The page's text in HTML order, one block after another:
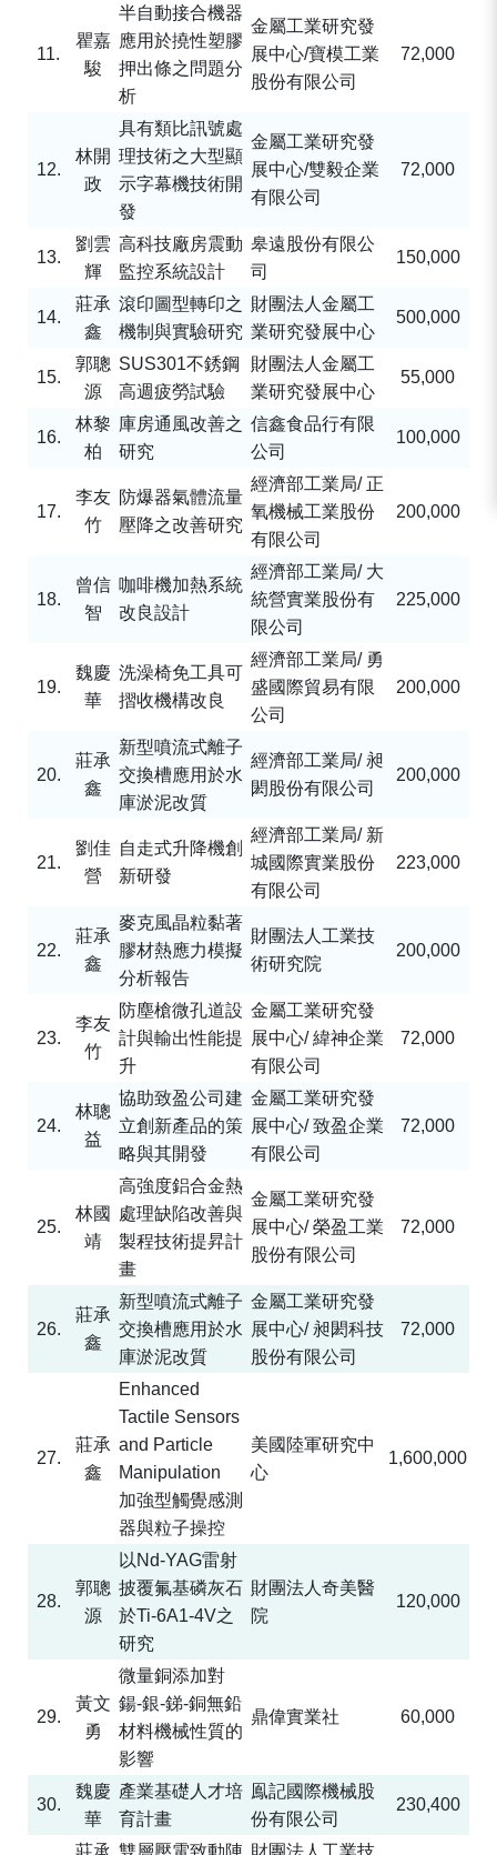
11.
瞿嘉
駿
半自動接合機器
應用於撓性塑膠
押出條之問題分
析
金屬工業研究發
展中心/寶模工業
股份有限公司
72,000
12.
林開
政
具有類比訊號處
理技術之大型顯
示字幕機技術開
發
金屬工業研究發
展中心/雙毅企業
有限公司
72,000
13.
劉雲
輝
高科技廠房震動
監控系統設計
皋遠股份有限公
司
150,000
14.
莊承
鑫
滾印圖型轉印之
機制與實驗研究
財團法人金屬工
業研究發展中心
500,000
15.
郭聰
源
SUS301不銹鋼
高週疲勞試驗
財團法人金屬工
業研究發展中心
55,000
16.
林黎
柏
庫房通風改善之
研究
信鑫食品行有限
公司
100,000
17.
李友
竹
防爆器氣體流量
壓降之改善研究
經濟部工業局/ 正
氧機械工業股份
有限公司
200,000
18.
曾信
智
咖啡機加熱系統
改良設計
經濟部工業局/ 大
統營實業股份有
限公司
225,000
19.
魏慶
華
洗澡椅免工具可
摺收機構改良
經濟部工業局/ 勇
盛國際貿易有限
公司
200,000
20.
莊承
鑫
新型噴流式離子
交換槽應用於水
庫淤泥改質
經濟部工業局/昶
閎股份有限公司
200,000
21.
劉佳
營
自走式升降機創
新研發
經濟部工業局/ 新
城國際實業股份
有限公司
223,000
22.
莊承
鑫
麥克風晶粒黏著
膠材熱應力模擬
分析報告
財團法人工業技
術研究院
200,000
23.
李友
竹
防塵槍微孔道設
計與輸出性能提
升
金屬工業研究發
展中心/緯神企業
有限公司
72,000
24.
林聰
益
協助致盈公司建
立創新產品的策
略與其開發
金屬工業研究發
展中心/致盈企業
有限公司
72,000
25.
林國
靖
高強度鋁合金熱
處理缺陷改善與
製程技術提昇計
畫
金屬工業研究發
展中心/榮盈工業
股份有限公司
72,000
26.
莊承
鑫
新型噴流式離子
交換槽應用於水
庫淤泥改質
金屬工業研究發
展中心/昶閎科技
股份有限公司
72,000
27.
莊承
鑫
Enhanced
Tactile Sensors
and Particle
Manipulation
加強型觸覺感測
器與粒子操控
美國陸軍研究中
心
1,600,000
28.
郭聰
源
以 Nd-YAG雷射
披覆氟基磷灰石
於Ti-6A1-4V之
研究
財團法人奇美醫
院
120,000
29.
黃文
勇
微量銅添加對
鍚-銀-銻-銅無鉛
材料機械性質的
影響
鼎偉實業社 60,000
30.
魏慶
華
產業基礎人才培
育計畫
鳯記國際機械股
份有限公司
230,400
莊承 雙層壓電致動陣 財團法人工業技